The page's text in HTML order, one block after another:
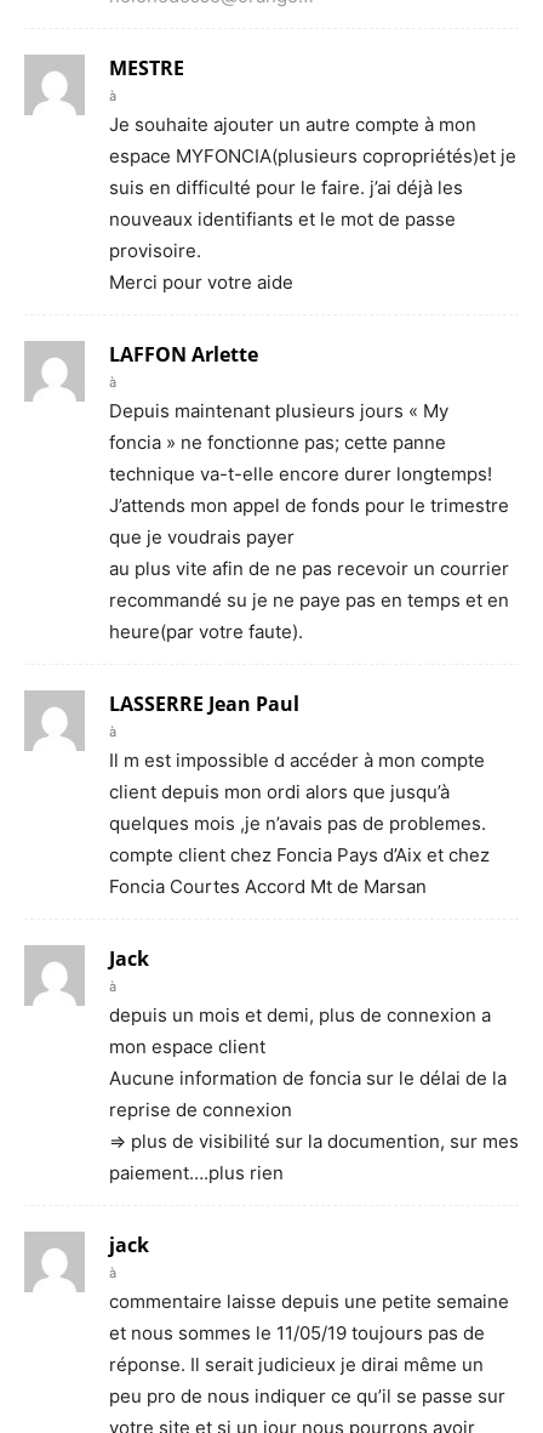
MESTRE
à
Je souhaite ajouter un autre compte à mon
espace MYFONCIA(plusieurs copropriétés)et je
suis en difficulté pour le faire. j’ai déjà les
nouveaux identifiants et le mot de passe
provisoire.
Merci pour votre aide
LAFFON Arlette
à
Depuis maintenant plusieurs jours « My
foncia » ne fonctionne pas; cette panne
technique va-t-elle encore durer longtemps!
J’attends mon appel de fonds pour le trimestre
que je voudrais payer
au plus vite afin de ne pas recevoir un courrier
recommandé su je ne paye pas en temps et en
heure(par votre faute).
LASSERRE Jean Paul
à
Il m est impossible d accéder à mon compte
client depuis mon ordi alors que jusqu’à
quelques mois ,je n’avais pas de problemes.
compte client chez Foncia Pays d’Aix et chez
Foncia Courtes Accord Mt de Marsan
Jack
à
depuis un mois et demi, plus de connexion a
mon espace client
Aucune information de foncia sur le délai de la
reprise de connexion
=> plus de visibilité sur la documention, sur mes
paiement….plus rien
jack
à
commentaire laisse depuis une petite semaine
et nous sommes le 11/05/19 toujours pas de
réponse. Il serait judicieux je dirai même un
peu pro de nous indiquer ce qu’il se passe sur
votre site et si un jour nous pourrons avoir